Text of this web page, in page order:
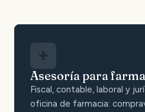
Asesoría para
Fiscal, contable, laboral y
oficina de farmacia: